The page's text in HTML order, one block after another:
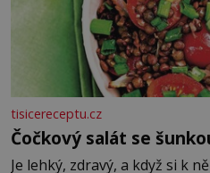
tisicereceptu.cz
Čočkový salát se
Je lehký, zdravý, a když si k